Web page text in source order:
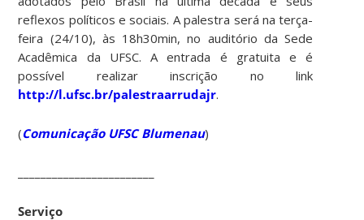
reflexos políticos e sociais. A palestra será na terça-
feira (24/10), às 18h30min, no auditório da Sede
Acadêmica da UFSC. A entrada é gratuita e é
possível realizar inscrição no link
http://l.ufsc.br/palestraarrudajr.
(Comunicação UFSC Blumenau)
Serviço